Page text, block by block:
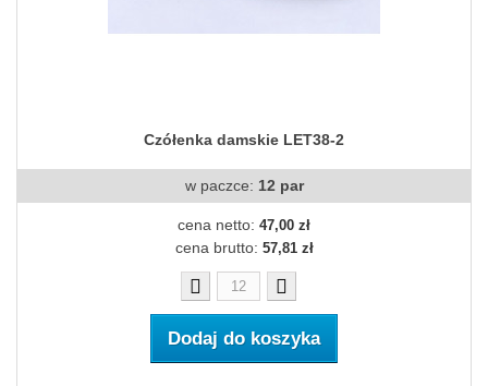
Czółenka damskie LET38-2
w paczce: 12 par
cena netto: 47,00 zł
cena brutto: 57,81 zł
Dodaj do koszyka